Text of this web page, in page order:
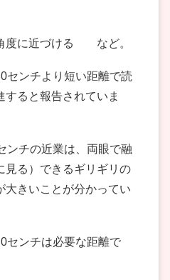
度に近づける など。
センチより短い距離で読
ると報告されていま
ンチの近業は、両眼で融
見る）できるギリギリの
大きいことが分かってい
センチは必要な距離で